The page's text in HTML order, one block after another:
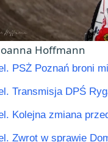
Hoffmann
PSŻ Poznań broni
Transmisja DPŚ
Kolejna zmiana
Zwrot w sprawie